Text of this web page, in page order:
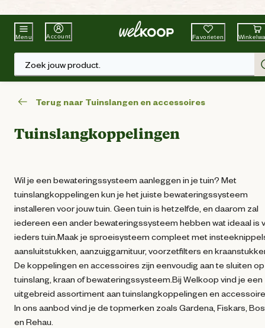
Beste WinkelketenTuin & Dier
Menu Account Favorieten
Zoek jouw product.
Terug naar Tuinslangen en accessoires
Tuinslangkoppelingen
Wil je een bewateringssysteem aanleggen in je tuin? Met
tuinslangkoppelingen kun je het juiste bewateringssysteem
installeren voor jouw tuin. Geen tuin is hetzelfde, en daarom zal
iedereen een ander bewateringssysteem hebben wat ideaal is
ieders tuin.Maak je sproeisysteem compleet met
aansluitstukken, aanzuiggarnituur, voorzetfilters en
De koppelingen en accessoires zijn eenvoudig aan te sluiten
tuinslang, kraan of bewateringssysteem.Bij Welkoop vind je een
uitgebreid assortiment aan tuinslangkoppelingen en
In ons aanbod vind je de topmerken zoals Gardena, Fiskars,
en Rehau.